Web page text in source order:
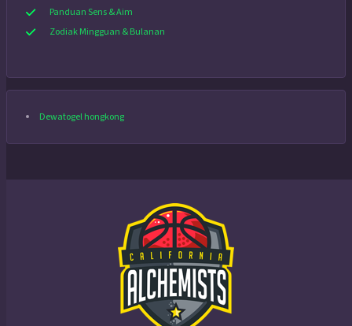
Panduan Sens & Aim
Zodiak Mingguan & Bulanan
Dewatogel hongkong